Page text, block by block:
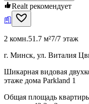
Realt рекомендует
2 комн.51.7 м²7/7 этаж
г. Минск, ул. Виталия
Шикарная видовая
этаже дома Parkland 1
Общая площадь